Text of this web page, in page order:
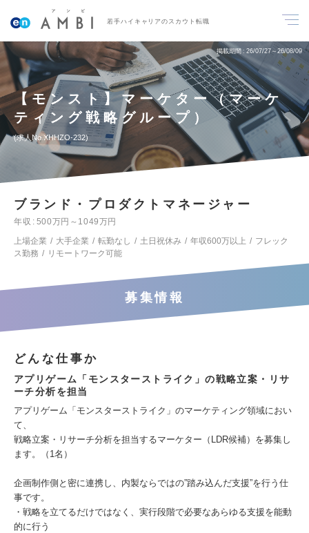
若手ハイキャリアのスカウト転職
掲載期間 26/07/27～26/08/09
【モンスト】マーケター（マーケ
ティング戦略グループ）
求人No.XHHZO-232
ブランド・プロダクトマネージャー
年収
500万円～1049万円
上場企業
大手企業 転勤なし 土日祝休み 年収600万以上
フレック
ス勤務
リモートワーク可能
募集情報
どんな仕事か
アプリゲーム「モンスターストライク」の戦略立案・リサ
ーチ分析を担当
アプリゲーム「モンスターストライク」のマーケティング領域におい
て、
戦略立案・リサーチ分析を担当するマーケター（LDR候補）を募集し
ます。（1名）
企画制作側と密に連携し、内製ならではの”踏み込んだ支援”を行う仕
事です。
・戦略を立てるだけではなく、実行段階で必要なあらゆる支援を能動
的に行う